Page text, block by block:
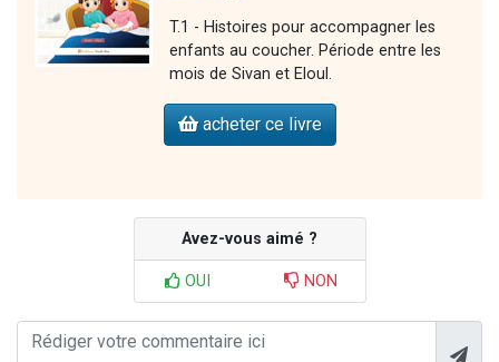
T.1 - Histoires pour accompagner les
enfants au coucher. Période entre les
mois de Sivan et Eloul.
acheter ce livre
Avez-vous aimé ?
OUI NON